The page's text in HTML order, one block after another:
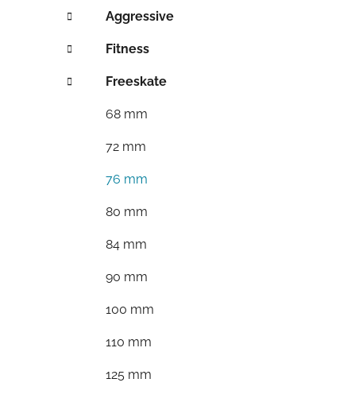
Aggressive
Fitness
Freeskate
68 mm
72 mm
76 mm
80 mm
84 mm
90 mm
100 mm
110 mm
125 mm